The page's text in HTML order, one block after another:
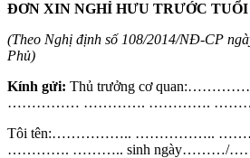
ĐƠN XIN NGHỈ HƯU TRƯỚC TUỔI
(Theo Nghị định số 108/2014/NĐ-CP
Phủ)
Kính gửi: Thủ trưởng cơ
…………… …………. ………….
Tôi tên:…………….. ……………..
…………. ……….. sinh ngày………/